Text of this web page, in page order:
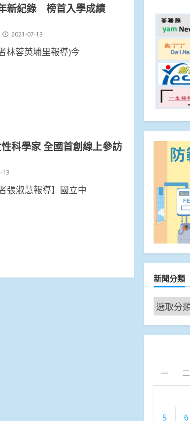
新紀錄 榜首入學成績
2021-07-13
林蓉英埔里報導)今
科學家 全國首創線上參訪
13
張淑慧報導】國立中
新聞分類
新
聞
分
一 二
5
6